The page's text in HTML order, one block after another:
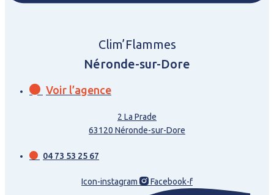
Clim’Flammes
Néronde-sur-Dore
Voir l’agence
2 La Prade
63120 Néronde-sur-Dore
04 73 53 25 67
Icon-instagram Facebook-f